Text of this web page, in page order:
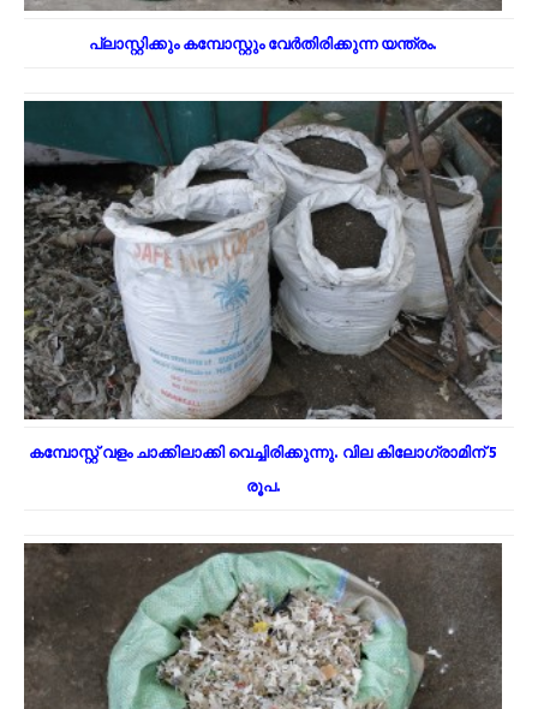
പ്ലാസ്റ്റിക്കും കമ്പോസ്റ്റും വേർതിരിക്കുന്ന യന്ത്രം.
കമ്പോസ്റ്റ് വളം ചാക്കിലാക്കി വെച്ചിരിക്കുന്നു. വില കിലോഗ്രാമിന് 5
രൂപ.